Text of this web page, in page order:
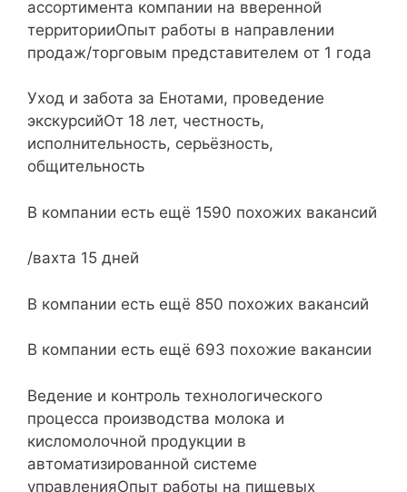
ассортимента компании на вверенной
территорииОпыт работы в направлении
продаж/торговым представителем от 1 года
Уход и забота за Енотами, проведение
экскурсийОт 18 лет, честность,
исполнительность, серьёзность,
общительность
В компании есть ещё 1590 похожих вакансий
/вахта 15 дней
В компании есть ещё 850 похожих вакансий
В компании есть ещё 693 похожие вакансии
Ведение и контроль технологического
процесса производства молока и
кисломолочной продукции в
автоматизированной системе
управленияОпыт работы на пищевых